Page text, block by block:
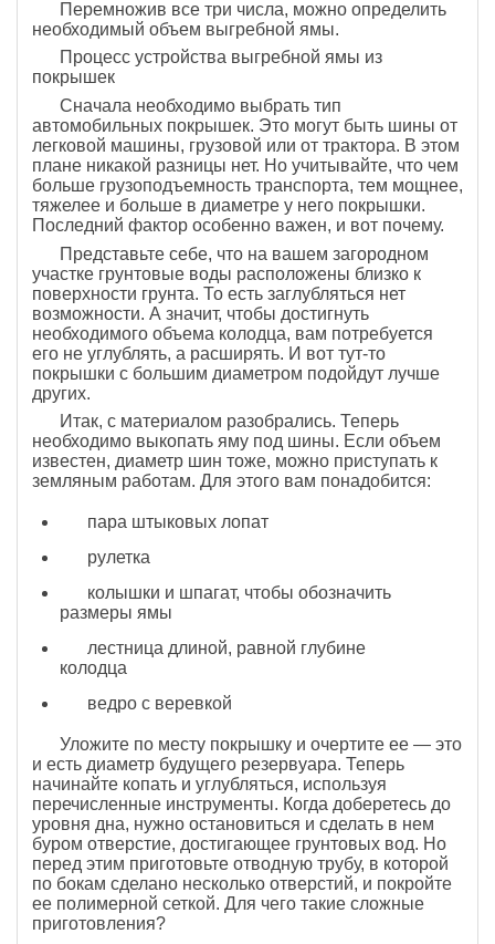
Перемножив все три числа, можно определить
необходимый объем выгребной ямы.
Процесс устройства выгребной ямы из
покрышек
Сначала необходимо выбрать тип
автомобильных покрышек. Это могут быть шины от
легковой машины, грузовой или от трактора. В этом
плане никакой разницы нет. Но учитывайте, что чем
больше грузоподъемность транспорта, тем мощнее,
тяжелее и больше в диаметре у него покрышки.
Последний фактор особенно важен, и вот почему.
Представьте себе, что на вашем загородном
участке грунтовые воды расположены близко к
поверхности грунта. То есть заглубляться нет
возможности. А значит, чтобы достигнуть
необходимого объема колодца, вам потребуется
его не углублять, а расширять. И вот тут-то
покрышки с большим диаметром подойдут лучше
других.
Итак, с материалом разобрались. Теперь
необходимо выкопать яму под шины. Если объем
известен, диаметр шин тоже, можно приступать к
земляным работам. Для этого вам понадобится:
пара штыковых лопат
рулетка
колышки и шпагат, чтобы обозначить
размеры ямы
лестница длиной, равной глубине
колодца
ведро с веревкой
Уложите по месту покрышку и очертите ее — это
и есть диаметр будущего резервуара. Теперь
начинайте копать и углубляться, используя
перечисленные инструменты. Когда доберетесь до
уровня дна, нужно остановиться и сделать в нем
буром отверстие, достигающее грунтовых вод. Но
перед этим приготовьте отводную трубу, в которой
по бокам сделано несколько отверстий, и покройте
ее полимерной сеткой. Для чего такие сложные
приготовления?